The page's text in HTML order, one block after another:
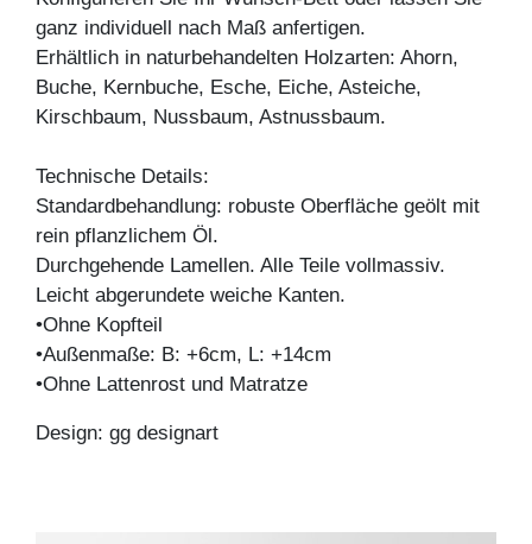
ganz individuell nach Maß anfertigen.
Erhältlich in naturbehandelten Holzarten: Ahorn,
Buche, Kernbuche, Esche, Eiche, Asteiche,
Kirschbaum, Nussbaum, Astnussbaum.
Technische Details:
Standardbehandlung: robuste Oberfläche geölt mit
rein pflanzlichem Öl.
Durchgehende Lamellen. Alle Teile vollmassiv.
Leicht abgerundete weiche Kanten.
•Ohne Kopfteil
•Außenmaße: B: +6cm, L: +14cm
•Ohne Lattenrost und Matratze
Design: gg designart